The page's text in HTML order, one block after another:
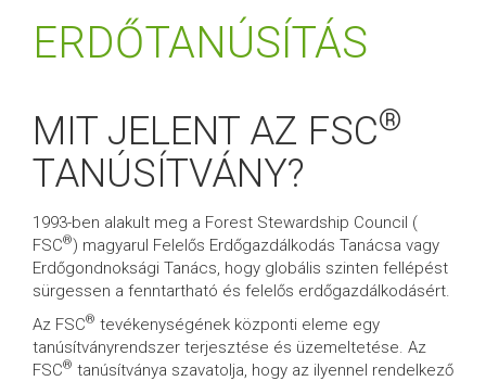
ERDŐTANÚSÍTÁS
MIT JELENT AZ FSC®
TANÚSÍTVÁNY?
1993-ben alakult meg a Forest Stewardship Council (
FSC®) magyarul Felelős Erdőgazdálkodás Tanácsa vagy
Erdőgondnoksági Tanács, hogy globális szinten fellépést
sürgessen a fenntartható és felelős erdőgazdálkodásért.
Az FSC® tevékenységének központi eleme egy
tanúsítványrendszer terjesztése és üzemeltetése. Az
FSC® tanúsítványa szavatolja, hogy az ilyennel rendelkező